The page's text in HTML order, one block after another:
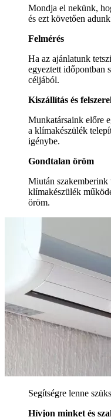
Mondja el nekünk,
és ezt követően
Felmérés
Ha az ajánlatunk
egyeztett időpontban
céljából.
Kiszállítás és
Munkatársaink előre
a klímakészülék
igénybe.
Gondtalan öröm
Miután szakemberink
klímakészülék
öröm.
Segítségre lenne
Hívjon minket és